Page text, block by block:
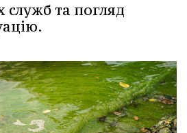
служб та погляд